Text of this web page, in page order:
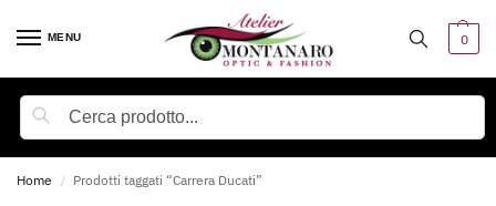
MENU 0
Home / Prodotti taggati “Carrera Ducati”